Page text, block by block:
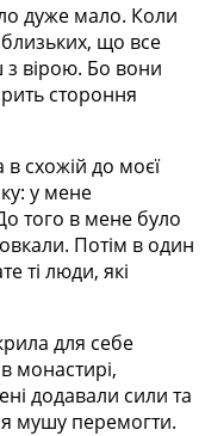
дуже мало. Коли
що все
вірою. Бо вони
стороння
схожій до моєї
у мене
того в мене було
Потім в один
ті люди, які
для себе
монастирі,
додавали сили та
мушу перемогти.